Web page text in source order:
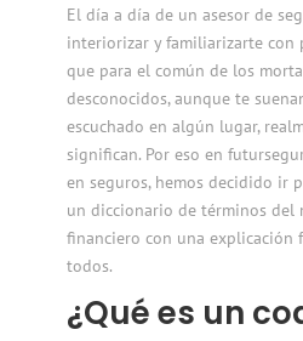
El día a día de un asesor de
interiorizar y familiarizarte con
que para el común de los
desconocidos, aunque te
escuchado en algún lugar,
significan. Por eso en
en seguros, hemos decidido ir
un diccionario de términos del
financiero con una explicación
todos.
¿Qué es un